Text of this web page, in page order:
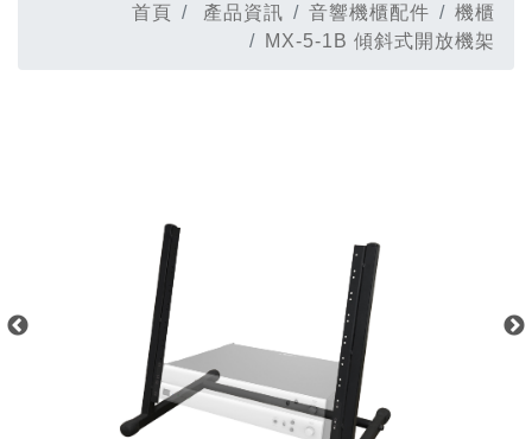
首頁 產品資訊 音響機櫃配件
機櫃
MX-5-1B 傾斜式開放機架